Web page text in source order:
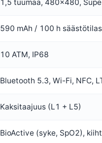
1,5 tuumaa, 480×480,
590 mAh / 100 h
10 ATM, IP68
Bluetooth 5.3, Wi-Fi, NFC,
Kaksitaajuus (L1 + L5)
BioActive (syke, SpO2),